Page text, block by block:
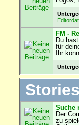
FM -
Du
für
Ihr
Suche
Der
zu